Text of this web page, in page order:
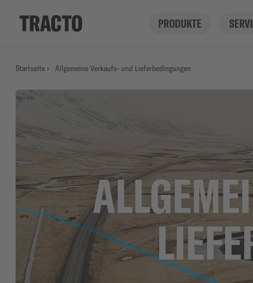
PRODUKTE
Startseite › Allgemeine Verkaufs- und Lieferbedingungen